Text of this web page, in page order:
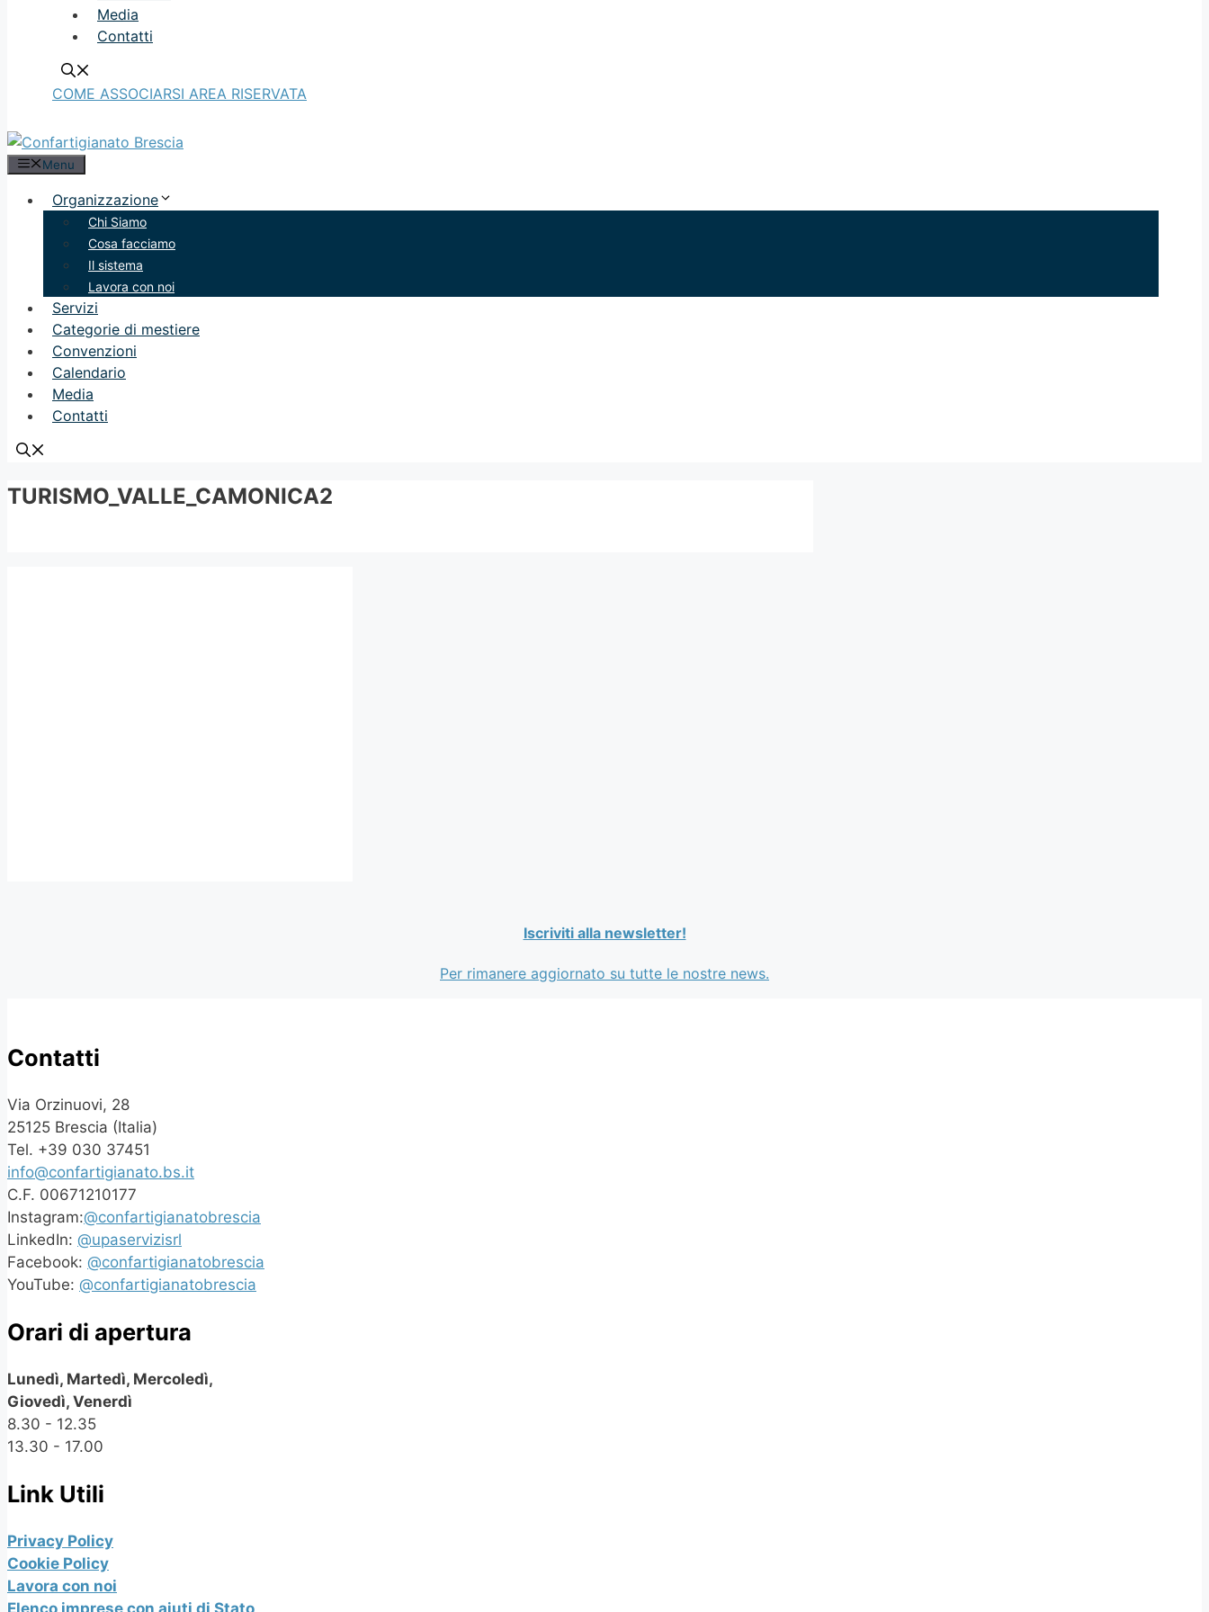
Media
Contatti
COME ASSOCIARSI AREA RISERVATA
Menu
Organizzazione
Chi Siamo
Cosa facciamo
Il sistema
Lavora con noi
Servizi
Categorie di mestiere
Convenzioni
Calendario
Media
Contatti
TURISMO_VALLE_CAMONICA2
Iscriviti alla newsletter!
Per rimanere aggiornato su tutte le nostre news.
Contatti
Via Orzinuovi, 28
25125 Brescia (Italia)
Tel. +39 030 37451
info@confartigianato.bs.it
C.F. 00671210177
Instagram:@confartigianatobrescia
LinkedIn: @upaservizisrl
Facebook: @confartigianatobrescia
YouTube: @confartigianatobrescia
Orari di apertura
Lunedì, Martedì, Mercoledì,
Giovedì, Venerdì
8.30 - 12.35
13.30 - 17.00
Link Utili
Privacy Policy
Cookie Policy
Lavora con noi